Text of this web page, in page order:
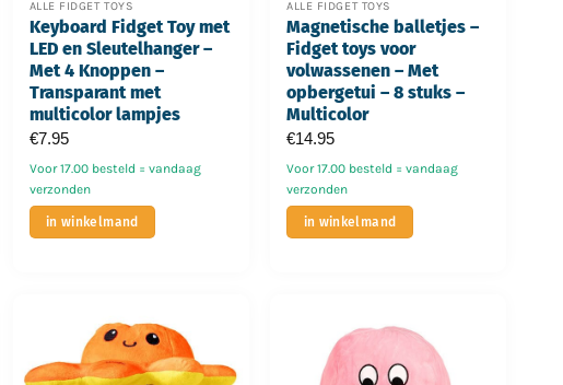
ALLE FIDGET TOYS
Keyboard Fidget Toy met
LED en Sleutelhanger –
Met 4 Knoppen –
Transparant met
multicolor lampjes
Voor 17.00 besteld = vandaag
verzonden
€7.95
in winkelmand
ALLE FIDGET TOYS
Magnetische balletjes –
Fidget toys voor
volwassenen – Met
opbergetui – 8 stuks –
Multicolor
Voor 17.00 besteld = vandaag
verzonden
€14.95
in winkelmand